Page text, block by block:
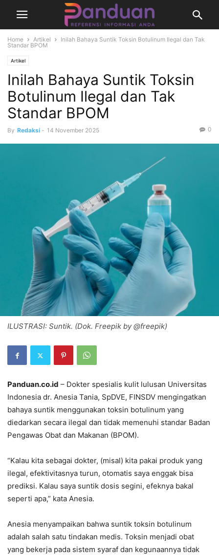
Home Artikel
Inilah Bahaya Suntik Toksin Botulinum Ilegal dan Tak
Standar BPOM
Artikel
Inilah Bahaya Suntik Toksin
Botulinum Ilegal dan Tak
Standar BPOM
By Redaksi - 14 November 2025 0
ILUSTRASI: Suntik. (Dok. Freepik by @freepik)
Panduan.co.id – Dokter spesialis kulit lulusan Universitas
Indonesia dr. Anesia Tania, SpDVE, FINSDV mengingatkan
bahaya suntik menggunakan toksin botulinum yang
diedarkan secara ilegal dan tidak memenuhi standar Badan
Pengawas Obat dan Makanan (BPOM).
“Kalau kita sebagai dokter, (misal) kita pakai produk yang
ilegal, efektivitasnya turun, otomatis saya enggak bisa
prediksi. Kalau saya suntik dosis segini, efeknya bakal
seperti apa,” kata Anesia.
Anesia menyampaikan bahwa suntik toksin botulinum
adalah salah satu tindakan medis. Toksin menjadi obat
yang bekerja pada sistem syaraf dan kegunaannya tidak